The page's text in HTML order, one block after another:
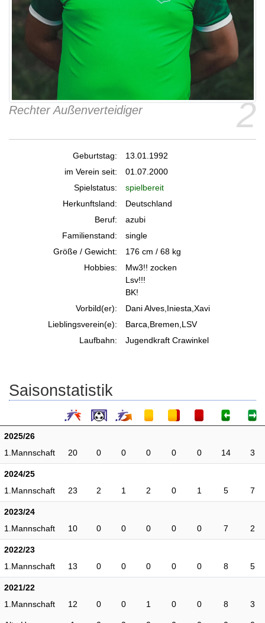
2
Rechter Außenverteidiger
Geburtstag:
13.01.1992
im Verein seit:
01.07.2000
Spielstatus:
spielbereit
Herkunftsland:
Deutschland
Beruf:
azubi
Familienstand:
single
Größe / Gewicht:
176 cm / 68 kg
Hobbies:
Mw3!! zocken
Lsv!!!
BK!
Vorbild(er):
Dani Alves,Iniesta,Xavi
Lieblingsverein(e):
Barca,Bremen,LSV
Laufbahn:
Jugendkraft Crawinkel
Saisonstatistik
2025/26
1.Mannschaft
20 0 0 0 0 0 14 3
2024/25
1.Mannschaft
23 2 1 2 0 1 5 7
2023/24
1.Mannschaft
10 0 0 0 0 0 7 2
2022/23
1.Mannschaft
13 0 0 0 0 0 8 5
2021/22
1.Mannschaft
12 0 0 1 0 0 8 3